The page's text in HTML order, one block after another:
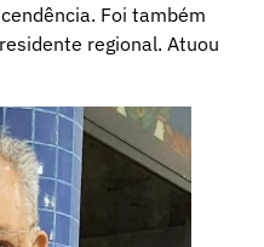
Foi também
regional. Atuou